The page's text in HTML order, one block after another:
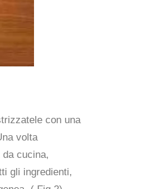
con una
volta
da cucina,
gli ingredienti,